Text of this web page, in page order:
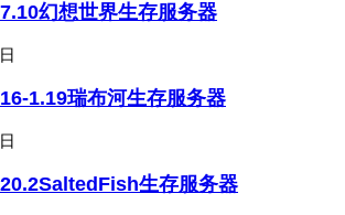
幻想世界生存服务器
1.19瑞布河生存服务器
生存服务器